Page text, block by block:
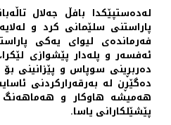
لەدەستپێکدا بافڵ جەلال
پاراستنی سلێمانی کرد و
فەرماندەی لیوای یەکی
ئەفسەر و پلەدار پێشوازی
دەربڕینی سوپاس و پێزانینی
دەگێڕن لە بەرقەرارکردنی
ھەمیشە ھاوکار و ھەماھەنگ
پێشێلکارانی یاسا.